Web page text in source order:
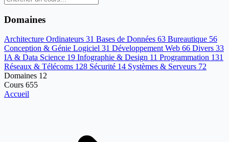
Domaines
Architecture Ordinateurs 31 Bases de Données 63 Bureautique 56
Conception & Génie Logiciel 31 Développement Web 66 Divers 33
IA & Data Science 19 Infographie & Design 11 Programmation 131
Réseaux & Télécoms 128 Sécurité 14 Systèmes & Serveurs 72
Domaines 12
Cours 655
Accueil